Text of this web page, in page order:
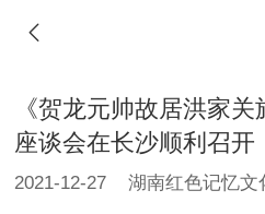
《贺龙元帅故居洪家关
座谈会在长沙顺利召开
2021-12-27 湖南红色记忆文